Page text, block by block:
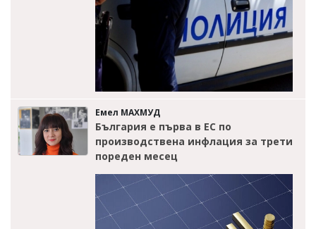
Емел МАХМУД
България е първа в ЕС по
производствена инфлация за трети
пореден месец